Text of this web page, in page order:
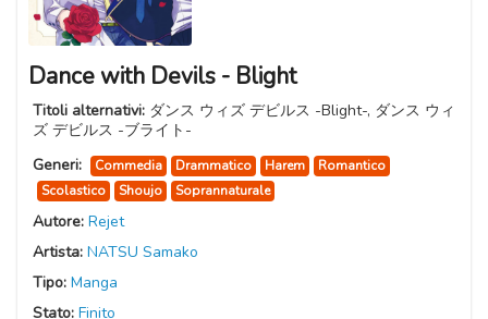
Dance with Devils - Blight
Titoli alternativi: ダンス ウィズ デビルス -Blight-, ダンス ウィ
ズ デビルス -ブライト-
Generi:
Commedia Drammatico Harem
Romantico
Scolastico
Shoujo Soprannaturale
Autore: Rejet
Artista: NATSU Samako
Tipo: Manga
Stato: Finito